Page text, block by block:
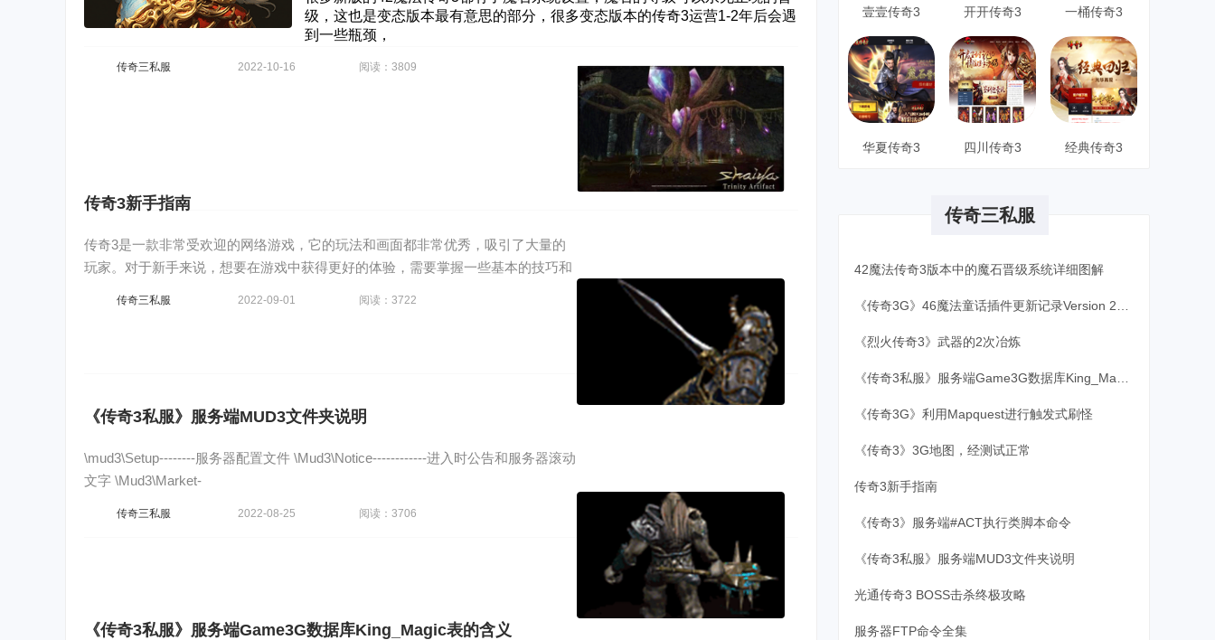
级，这也是变态版本最有意思的部分，很多变态版本的传奇3运营1-2年后会遇
到一些瓶颈，
传奇三私服 2022-10-16 阅读：3809
传奇3新手指南
传奇3是一款非常受欢迎的网络游戏，它的玩法和画面都非常优秀，吸引了大量的
玩家。对于新手来说，想要在游戏中获得更好的体验，需要掌握一些基本的技巧和
传奇三私服 2022-09-01 阅读：3722
《传奇3私服》服务端MUD3文件夹说明
\mud3\Setup--------服务器配置文件 \Mud3\Notice------------进入时公告和服务器滚动
文字 \Mud3\Market-
传奇三私服 2022-08-25 阅读：3706
《传奇3私服》服务端Game3G数据库King_Magic表的含义
壹壹传奇3 开开传奇3 一桶传奇3
华夏传奇3 四川传奇3 经典传奇3
传奇三私服
42魔法传奇3版本中的魔石晋级系统详细图解
《烈火传奇3》武器的2次冶炼
《传奇3G》利用Mapquest进行触发式刷怪
《传奇3》3G地图，经测试正常
传奇3新手指南
《传奇3》服务端#ACT执行类脚本命令
《传奇3私服》服务端MUD3文件夹说明
光通传奇3 BOSS击杀终极攻略
服务器FTP命令全集